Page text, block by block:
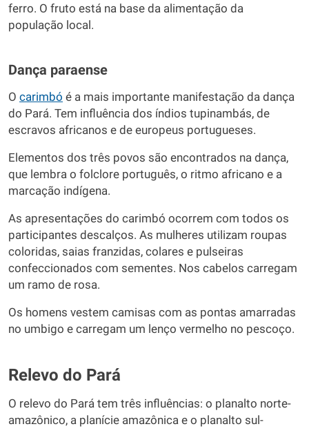
ferro. O fruto está na base da alimentação da
população local.
Dança paraense
O carimbó é a mais importante manifestação da dança
do Pará. Tem influência dos índios tupinambás, de
escravos africanos e de europeus portugueses.
Elementos dos três povos são encontrados na dança,
que lembra o folclore português, o ritmo africano e a
marcação indígena.
As apresentações do carimbó ocorrem com todos os
participantes descalços. As mulheres utilizam roupas
coloridas, saias franzidas, colares e pulseiras
confeccionados com sementes. Nos cabelos carregam
um ramo de rosa.
Os homens vestem camisas com as pontas amarradas
no umbigo e carregam um lenço vermelho no pescoço.
Relevo do Pará
O relevo do Pará tem três influências: o planalto norte-
amazônico, a planície amazônica e o planalto sul-